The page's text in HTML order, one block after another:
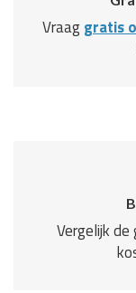
Vraaggratis
Vergelijk